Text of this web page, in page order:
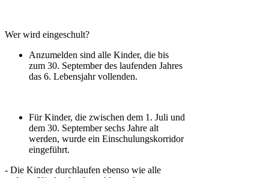
Wer wird eingeschult?
Anzumelden sind alle Kinder, die bis
zum 30. September des laufenden Jahres
das 6. Lebensjahr vollenden.
Für Kinder, die zwischen dem 1. Juli und
dem 30. September sechs Jahre alt
werden, wurde ein Einschulungskorridor
eingeführt.
- Die Kinder durchlaufen ebenso wie alle